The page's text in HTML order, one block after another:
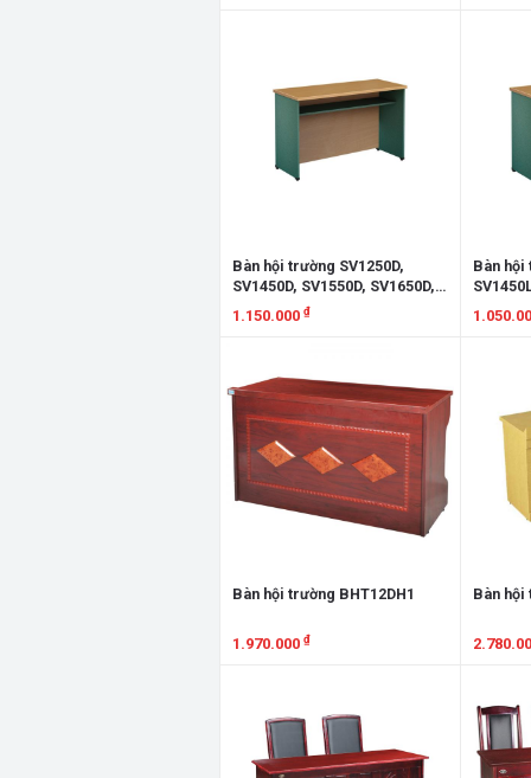
Bàn hội trường SV1250D,
SV1450D, SV1550D, SV1650D,
SV1850D, SV2050D
1.150.000 ₫
Bàn hội
Bàn hội trường BHT12DH1
1.970.000 ₫
Bàn hội